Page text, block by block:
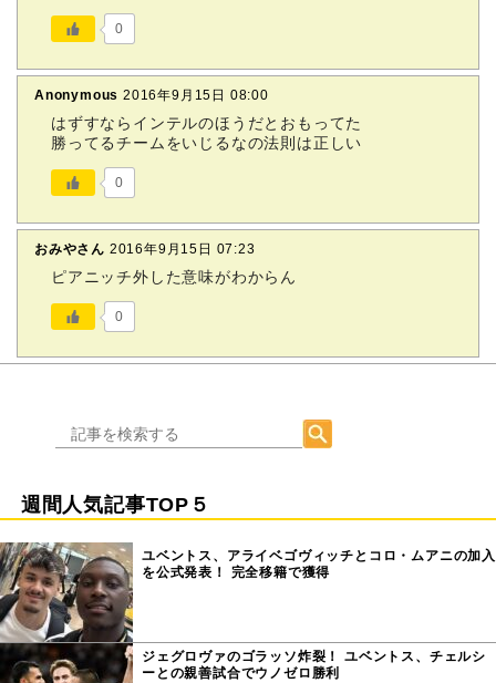
0
Anonymous 2016年9月15日 08:00
はずすならインテルのほうだとおもってた
勝ってるチームをいじるなの法則は正しい
0
おみやさん 2016年9月15日 07:23
ピアニッチ外した意味がわからん
0
週間人気記事TOP５
ユベントス、アライベゴヴィッチとコロ・ムアニの加入
を公式発表！ 完全移籍で獲得
ジェグロヴァのゴラッソ炸裂！ ユベントス、チェルシ
ーとの親善試合でウノゼロ勝利